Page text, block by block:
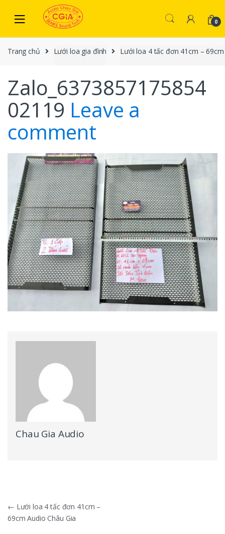
Skip to navigation
0
Trang chủ Lưới loa gia đình Lưới loa 4 tấc đơn 41cm – 69cm
Zalo_6373857175854
02119 Leave a
comment
Chau Gia Audio
Điều hướng bài viết
← Lưới loa 4 tấc đơn 41cm –
69cm Audio Châu Gia